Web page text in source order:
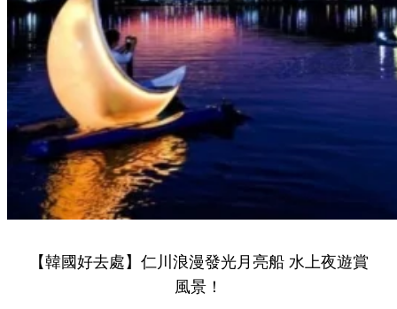
【韓國好去處】仁川浪漫發光月亮船 水上夜遊賞
風景！